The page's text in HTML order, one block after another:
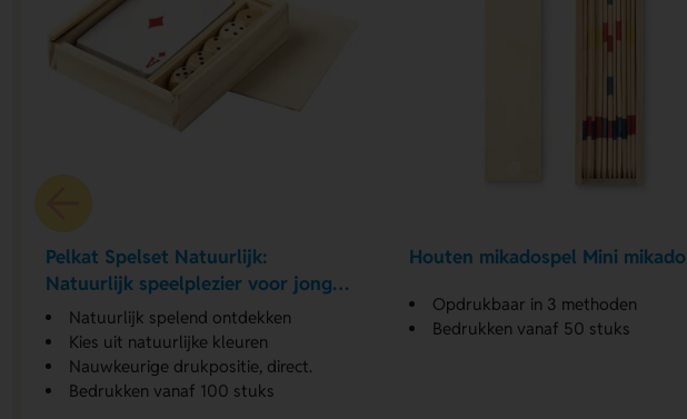
Pelkat Spelset Natuurlijk:
Natuurlijk speelplezier voor jong
en oud
Natuurlijk spelend ontdekken
Kies uit natuurlijke kleuren
Nauwkeurige drukpositie, direct.
Bedrukken vanaf 100 stuks
Houten mikadospel Mini mikado
Opdrukbaar in 3 methoden
Bedrukken vanaf 50 stuks